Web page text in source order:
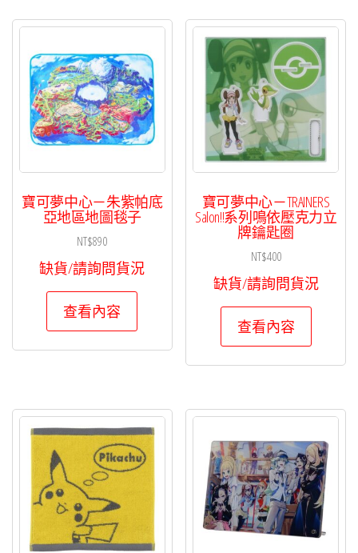
寶可夢中心－朱紫帕底
亞地區地圖毯子
NT$890
缺貨/請詢問貨況
查看內容
寶可夢中心－TRAINERS
Salon!!系列鳴依壓克力立
牌鑰匙圈
NT$400
缺貨/請詢問貨況
查看內容